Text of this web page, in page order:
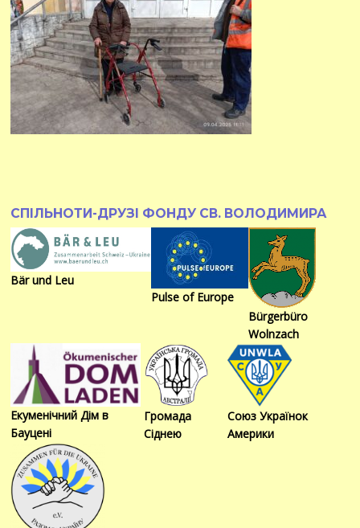
СПІЛЬНОТИ-ДРУЗІ ФОНДУ СВ. ВОЛОДИМИРА
Bär und Leu
Pulse of Europe
Bürgerbüro
Wolnzach
Екуменічний Дім в
Бауцені
Громада
Сіднею
Союз Українок
Америки